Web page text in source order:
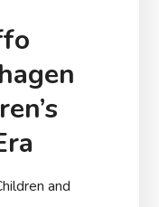
and